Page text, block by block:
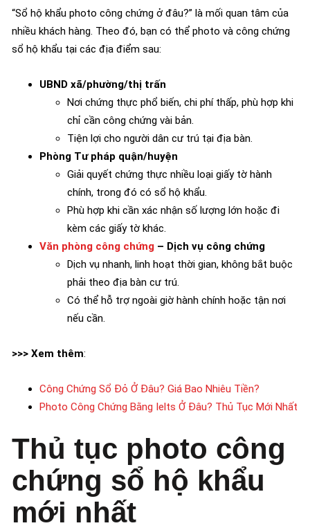
“Sổ hộ khẩu photo công chứng ở đâu?” là mối quan tâm của
nhiều khách hàng. Theo đó, bạn có thể photo và công chứng
sổ hộ khẩu tại các địa điểm sau:
UBND xã/phường/thị trấn
Nơi chứng thực phổ biến, chi phí thấp, phù hợp khi
chỉ cần công chứng vài bản.
Tiện lợi cho người dân cư trú tại địa bàn.
Phòng Tư pháp quận/huyện
Giải quyết chứng thực nhiều loại giấy tờ hành
chính, trong đó có sổ hộ khẩu.
Phù hợp khi cần xác nhận số lượng lớn hoặc đi
kèm các giấy tờ khác.
Văn phòng công chứng – Dịch vụ công chứng
Dịch vụ nhanh, linh hoạt thời gian, không bắt buộc
phải theo địa bàn cư trú.
Có thể hỗ trợ ngoài giờ hành chính hoặc tận nơi
nếu cần.
>>> Xem thêm:
Công Chứng Sổ Đỏ Ở Đâu? Giá Bao Nhiêu Tiền?
Photo Công Chứng Bằng Ielts Ở Đâu? Thủ Tục Mới Nhất
Thủ tục photo công
chứng sổ hộ khẩu
mới nhất